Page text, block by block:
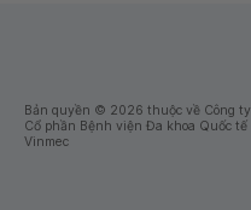
Bản quyền © 2026 thuộc về Công ty
Cổ phần Bệnh viện Đa khoa Quốc tế
Vinmec